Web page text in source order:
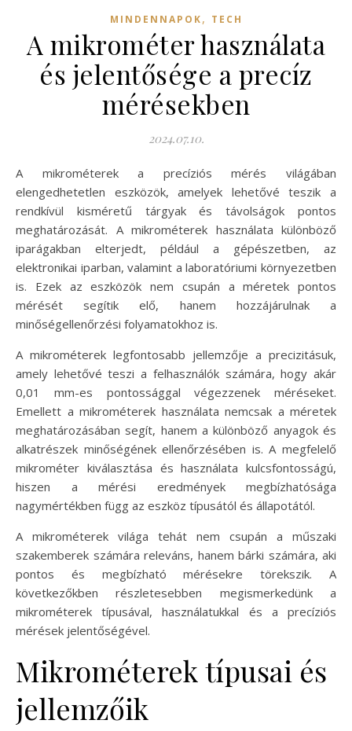
MINDENNAPOK, TECH
A mikrométer használata
és jelentősége a precíz
mérésekben
2024.07.10.
A mikrométerek a precíziós mérés világában
elengedhetetlen eszközök, amelyek lehetővé teszik a
rendkívül kisméretű tárgyak és távolságok pontos
meghatározását. A mikrométerek használata különböző
iparágakban elterjedt, például a gépészetben, az
elektronikai iparban, valamint a laboratóriumi környezetben
is. Ezek az eszközök nem csupán a méretek pontos
mérését segítik elő, hanem hozzájárulnak a
minőségellenőrzési folyamatokhoz is.
A mikrométerek legfontosabb jellemzője a precizitásuk,
amely lehetővé teszi a felhasználók számára, hogy akár
0,01 mm-es pontossággal végezzenek méréseket.
Emellett a mikrométerek használata nemcsak a méretek
meghatározásában segít, hanem a különböző anyagok és
alkatrészek minőségének ellenőrzésében is. A megfelelő
mikrométer kiválasztása és használata kulcsfontosságú,
hiszen a mérési eredmények megbízhatósága
nagymértékben függ az eszköz típusától és állapotától.
A mikrométerek világa tehát nem csupán a műszaki
szakemberek számára releváns, hanem bárki számára, aki
pontos és megbízható mérésekre törekszik. A
következőkben részletesebben megismerkedünk a
mikrométerek típusával, használatukkal és a precíziós
mérések jelentőségével.
Mikrométerek típusai és
jellemzőik